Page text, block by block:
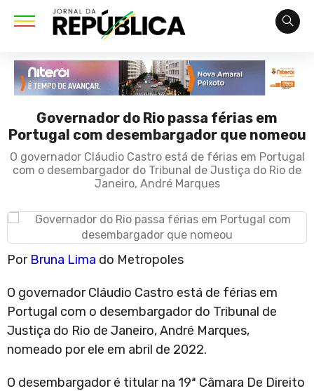
Governador do Rio passa férias em
Portugal com desembargador que nomeou
O governador Cláudio Castro está de férias em Portugal
com o desembargador do Tribunal de Justiça do Rio de
Janeiro, André Marques
Por Bruna Lima do Metropoles
O governador Cláudio Castro está de férias em
Portugal com o desembargador do Tribunal de
Justiça do Rio de Janeiro, André Marques,
nomeado por ele em abril de 2022.
O desembargador é titular na 19ª Câmara De Direito